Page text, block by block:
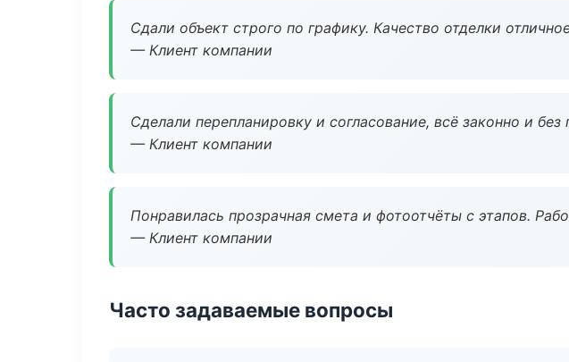
Сдали объект строго по графику. Качество отделки
— Клиент компании
Сделали перепланировку и согласование, всё законно и без
— Клиент компании
Понравилась прозрачная смета и фотоотчёты с этапов.
— Клиент компании
Часто задаваемые вопросы